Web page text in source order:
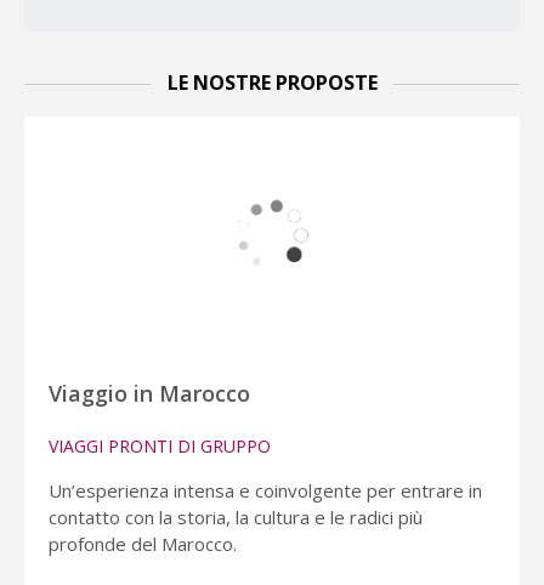
LE NOSTRE PROPOSTE
Viaggio in Marocco
VIAGGI PRONTI DI GRUPPO
Un’esperienza intensa e coinvolgente per entrare in
contatto con la storia, la cultura e le radici più
profonde del Marocco.